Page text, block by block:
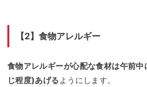
【2】食物アレルギー
食物アレルギーが心配な食材は午前中
じ程度)あげる ようにします。